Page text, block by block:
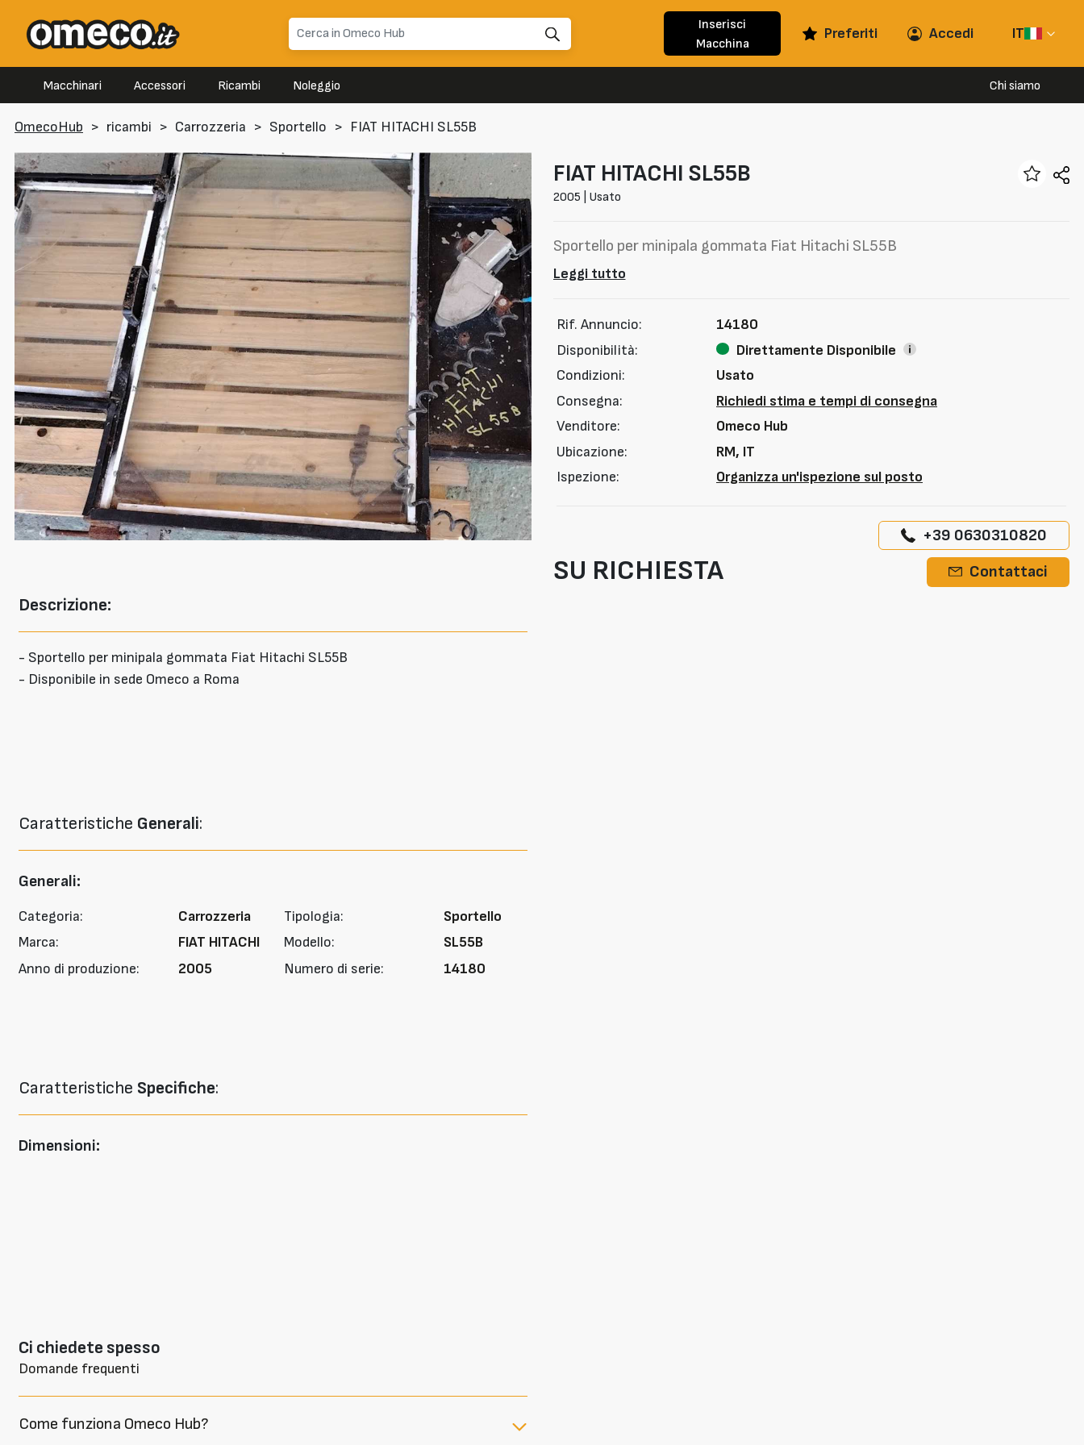
Inserisci
Macchina
Preferiti Accedi IT
Macchinari Accessori Ricambi Noleggio Chi siamo
OmecoHub > ricambi > Carrozzeria > Sportello > FIAT HITACHI SL55B
Descrizione:
- Sportello per minipala gommata Fiat Hitachi SL55B
- Disponibile in sede Omeco a Roma
Caratteristiche Generali:
Generali:
Categoria: Carrozzeria Tipologia:
Sportello
Marca:
FIAT HITACHI Modello:
SL55B
Anno di produzione:
2005 Numero di serie: 14180
Caratteristiche Specifiche:
Dimensioni:
Ci chiedete spesso
Domande frequenti
Come funziona Omeco Hub?
FIAT HITACHI SL55B
2005 | Usato
Sportello per minipala gommata Fiat Hitachi SL55B
Leggi tutto
Rif. Annuncio:
14180
Disponibilità:
Direttamente Disponibile
Condizioni:
Usato
Consegna:
Richiedi stima e tempi di consegna
Venditore:
Omeco Hub
Ubicazione:
RM, IT
Ispezione:
Organizza un'ispezione sul posto
SU RICHIESTA
+39 0630310820
Contattaci